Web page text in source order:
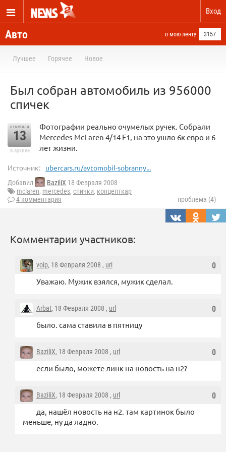
Вход
Авто в мою ленту 3157
Лучшее Горячее Новое
Был собран автомобиль из 956000
спичек
отметили
13
в архиве
Фотографии реально очумелых ручек. Собрали
Mercedes McLaren 4/14 F1, на это ушло 6к евро и 6
лет жизни.
Источник: ubercars.ru/avtomobil-sobranny...
Добавил BaziliX 18 Февраля 2008
mclaren, mercedes, спички, концепткар
4 комментария
проблема (4)
Комментарии участников:
0
voip, 18 Февраля 2008 , url
Уважаю. Мужик взялся, мужик сделал.
0
Arbat, 18 Февраля 2008 , url
было. сама ставила в пятницу
0
BaziliX, 18 Февраля 2008 , url
если было, можете линк на новость на н2?
0
BaziliX, 18 Февраля 2008 , url
да, нашёл новость на н2. там картинок было
меньше, ну да ладно.